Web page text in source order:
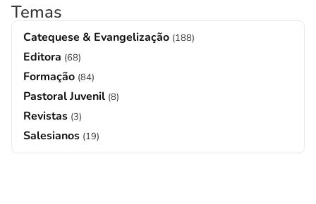
Temas
Catequese & Evangelização (188)
Editora (68)
Formação (84)
Pastoral Juvenil (8)
Revistas (3)
Salesianos (19)